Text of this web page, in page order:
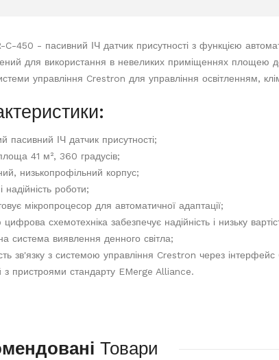
C-450 - пасивний ІЧ датчик присутності з функцією
для використання в невеликих приміщеннях площею
управління Crestron для управління освітленням,
пасивний ІЧ датчик присутності;
41 м², 360 градусів;
низькопрофільний корпус;
надійність роботи;
мікропроцесор для автоматичної адаптації;
цифрова схемотехніка забезпечує надійність і низьку
система виявлення денного світла;
зв'язку з системою управління Crestron через
з пристроями стандарту EMerge Alliance.
Товари